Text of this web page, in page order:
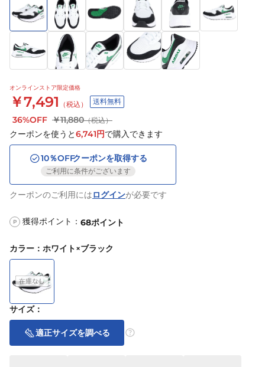
オンラインストア限定価格
￥7,491 （税込） 送料無料
36%OFF ￥11,880（税込）
クーポンを使うと6,741円で購入できます
10％OFFクーポンを取得する
ご利用に条件がございます
クーポンのご利用にはログインが必要です
P 獲得ポイント： 68ポイント
カラー ： ホワイト×ブラック
サイズ：
適正サイズを調べる